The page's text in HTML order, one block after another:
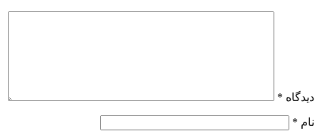
دیدگاه *
نام *